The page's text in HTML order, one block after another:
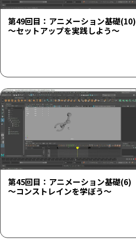
第49回目：アニメーション基礎(10)
～セットアップを実践しよう～
第45回目：アニメーション基礎(6)
～コンストレインを学ぼう～